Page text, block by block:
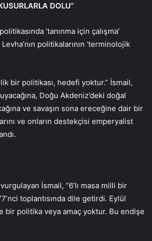
DOLU”
‘tanınma için çalışma’
politikalarının ‘terminolojik
bir politikası, hedefi yoktur.” İsmail,
Doğu Akdeniz’deki doğal
ve savaşın sona ereceğine dair bir
ve onların destekçisi emperyalist
İsmail, “6’lı masa milli bir
toplantısında dile getirdi. Eylül
bir politika veya amaç yoktur. Bu endişe